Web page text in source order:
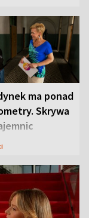
ma ponad
Skrywa